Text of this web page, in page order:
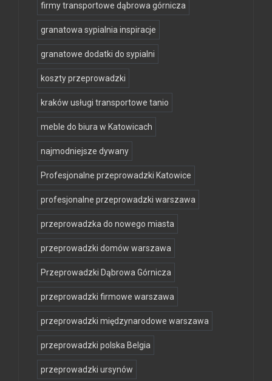
firmy transportowe dąbrowa górnicza
granatowa sypialnia inspiracje
granatowe dodatki do sypialni
koszty przeprowadzki
kraków usługi transportowe tanio
meble do biura w Katowicach
najmodniejsze dywany
Profesjonalne przeprowadzki Katowice
profesjonalne przeprowadzki warszawa
przeprowadzka do nowego miasta
przeprowadzki domów warszawa
Przeprowadzki Dąbrowa Górnicza
przeprowadzki firmowe warszawa
przeprowadzki międzynarodowe warszawa
przeprowadzki polska Belgia
przeprowadzki ursynów